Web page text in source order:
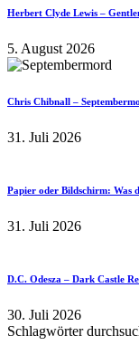
Herbert Clyde Lewis –
5. August 2026
Chris Chibnall –
31. Juli 2026
Papier oder Bildschirm: Was
31. Juli 2026
D.C. Odesza – Dark Castle
30. Juli 2026
Schlagwörter